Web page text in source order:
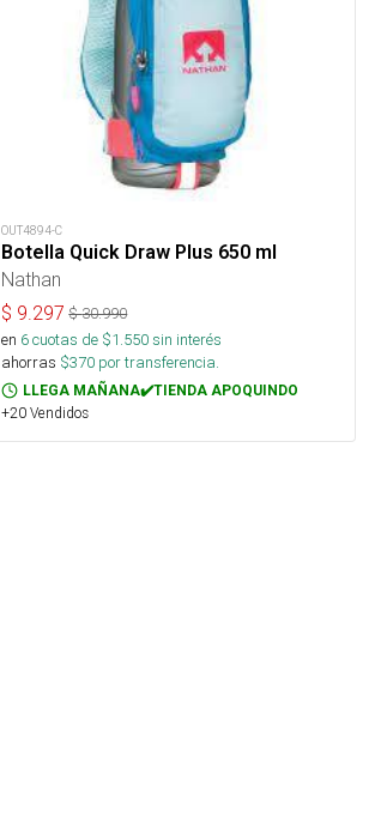
OUT4894-C
Botella Quick Draw Plus 650 ml
Nathan
$ 9.297 $30.990
en 6cuotas de $1.550sin interés
ahorras $370 por transferencia.
LLEGA MAÑANA✔️TIENDA APOQUINDO
+20 Vendidos